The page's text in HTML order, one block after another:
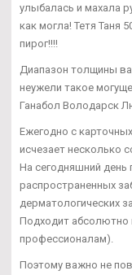
улыбалась и махала
как могла! Тетя Таня
пирог!!!!
Диапазон толщины
неужели такое
Ганабол Володарск
Ежегодно с
исчезает несколько
На сегодняшний день
распространенных
дерматологических
Подходит абсолютно
профессионалам).
Поэтому важно не